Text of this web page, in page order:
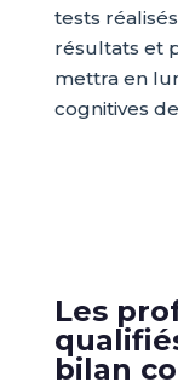
tests
résultats et
mettra en
cognitives
Les
bilan